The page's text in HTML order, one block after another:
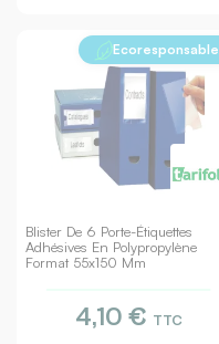
Blister De 6 Porte-Étiquettes
Adhésives En Polypropylène
Format 55x150 Mm
Ecoresponsable
4,10 € TTC